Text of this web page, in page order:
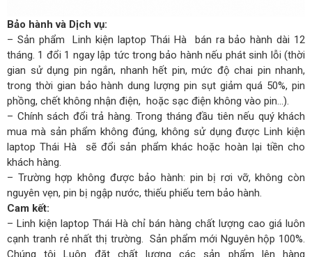
Bảo hành và Dịch vụ:
– Sản phẩm Linh kiện laptop Thái Hà bán ra bảo hành dài 12
tháng. 1 đổi 1 ngay lập tức trong bảo hành nếu phát sinh lỗi (thời
gian sử dụng pin ngắn, nhanh hết pin, mức độ chai pin nhanh,
trong thời gian bảo hành dung lượng pin sụt giảm quá 50%, pin
phồng, chết không nhận điện, hoặc sạc điện không vào pin…).
– Chính sách đổi trả hàng. Trong tháng đầu tiên nếu quý khách
mua mà sản phẩm không đúng, không sử dụng được Linh kiện
laptop Thái Hà sẽ đổi sản phẩm khác hoặc hoàn lại tiền cho
khách hàng.
– Trường hợp không được bảo hành: pin bị rơi vỡ, không còn
nguyên vẹn, pin bị ngập nước, thiếu phiếu tem bảo hành.
Cam kết:
– Linh kiện laptop Thái Hà chỉ bán hàng chất lượng cao giá luôn
cạnh tranh rẻ nhất thị trường. Sản phẩm mới Nguyên hộp 100%.
Chúng tôi Luôn đặt chất lượng các sản phẩm lên hàng